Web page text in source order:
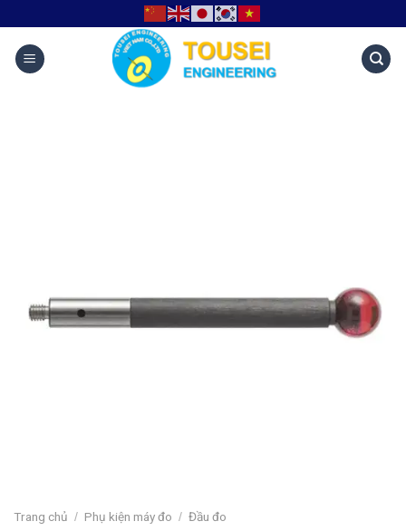
Trang chủ / Phụ kiện máy đo / Đầu đo